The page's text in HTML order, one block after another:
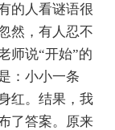
的人看谜语很
然，有人忍不
师说“开始”的
：小小一条
红。结果，我
了答案。原来